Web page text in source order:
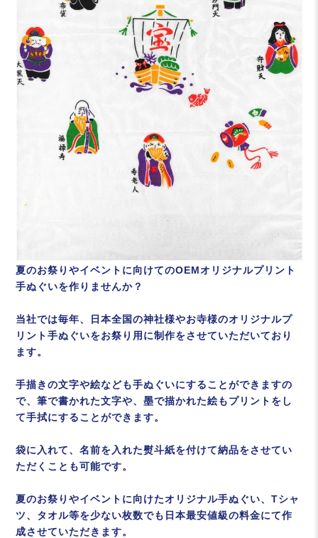
夏のお祭りやイベントに向けてのOEMオリジナルプリント
手ぬぐいを作りませんか？
当社では毎年、日本全国の神社様やお寺様のオリジナルプ
リント手ぬぐいをお祭り用に制作をさせていただいており
ます。
手描きの文字や絵なども手ぬぐいにすることができますの
で、筆で書かれた文字や、墨で描かれた絵もプリントをし
て手拭にすることができます。
袋に入れて、名前を入れた熨斗紙を付けて納品をさせてい
ただくことも可能です。
夏のお祭りやイベントに向けたオリジナル手ぬぐい、Tシャ
ツ、タオル等を少ない枚数でも日本最安値級の料金にて作
成させていただきます。